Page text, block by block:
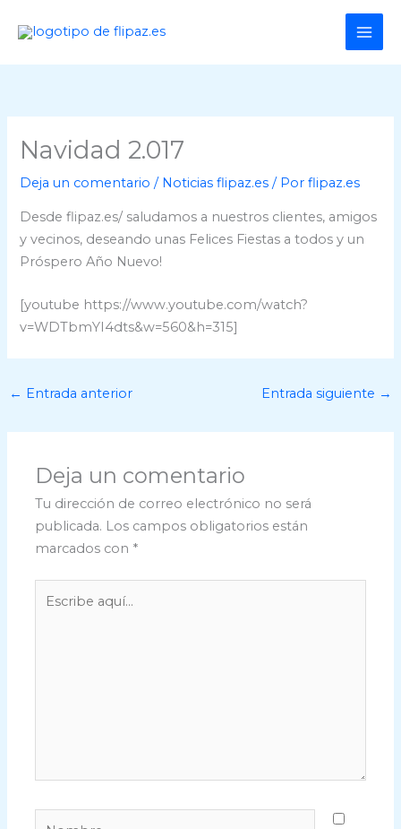
Navidad 2.017
Deja un comentario / Noticias flipaz.es / Porflipaz.es
Desde flipaz.es/ saludamos a nuestros clientes, amigos
y vecinos, deseando unas Felices Fiestas a todos y un
Próspero Año Nuevo!
[youtube https://www.youtube.com/watch?
v=WDTbmYI4dts&w=560&h=315]
← Entrada anterior Entrada siguiente →
Deja un comentario
Tu dirección de correo electrónico no será
publicada. Los campos obligatorios están
marcados con *